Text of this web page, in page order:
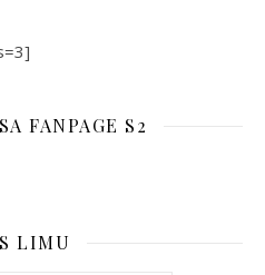
FANPAGE S2
LIMU